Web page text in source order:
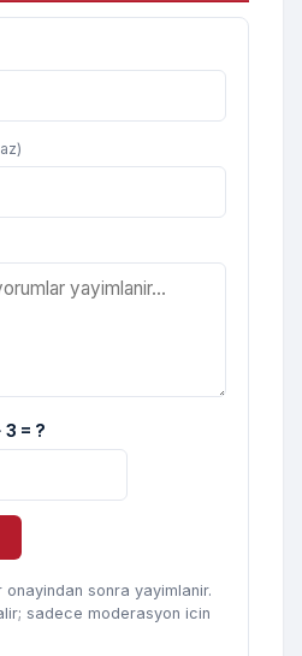
3 = ?
sonra yayimlanir.
sadece moderasyon icin